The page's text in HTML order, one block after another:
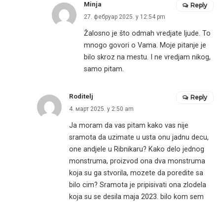
Minja
27. фебруар 2025. у 12:54 pm
Žalosno je što odmah vredjate ljude. To
mnogo govori o Vama. Moje pitanje je
bilo skroz na mestu. I ne vredjam nikog,
samo pitam.
Reply
Roditelj
4. март 2025. у 2:50 am
Ja moram da vas pitam kako vas nije
sramota da uzimate u usta onu jadnu decu,
one andjele u Ribnikaru? Kako delo jednog
monstruma, proizvod ona dva monstruma
koja su ga stvorila, mozete da poredite sa
bilo cim? Sramota je pripisivati ona zlodela
koja su se desila maja 2023. bilo kom sem
Reply